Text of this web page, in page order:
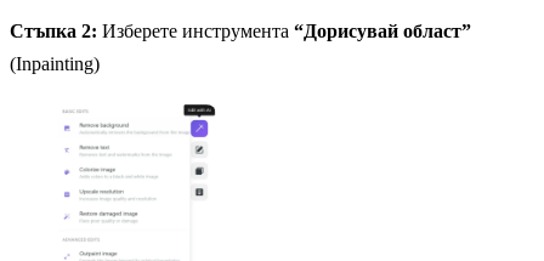
Стъпка 2: Изберете инструмента “Дорисувай област”
(Inpainting)